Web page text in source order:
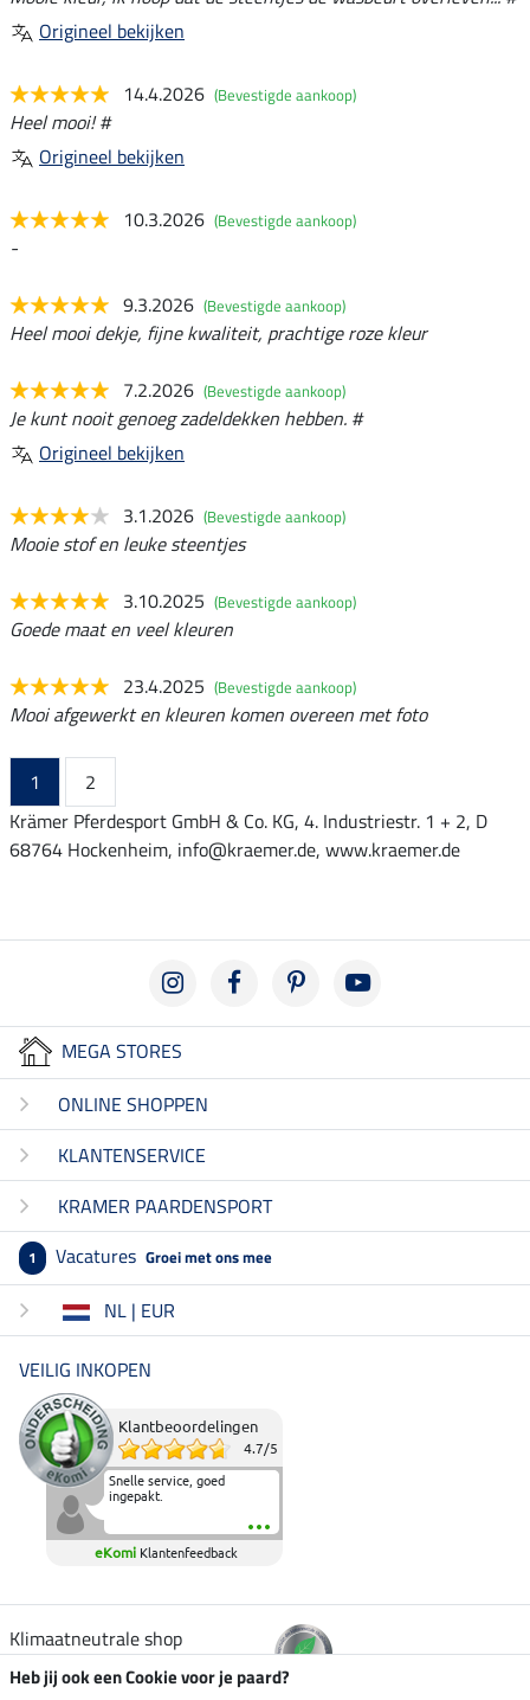
Origineel bekijken
14.4.2026 (Bevestigde aankoop)
Heel mooi! #
Origineel bekijken
10.3.2026 (Bevestigde aankoop)
-
9.3.2026 (Bevestigde aankoop)
Heel mooi dekje, fijne kwaliteit, prachtige roze kleur
7.2.2026 (Bevestigde aankoop)
Je kunt nooit genoeg zadeldekken hebben. #
Origineel bekijken
3.1.2026 (Bevestigde aankoop)
Mooie stof en leuke steentjes
3.10.2025 (Bevestigde aankoop)
Goede maat en veel kleuren
23.4.2025 (Bevestigde aankoop)
Mooi afgewerkt en kleuren komen overeen met foto
1
2
Krämer Pferdesport GmbH & Co. KG, 4. Industriestr. 1 + 2, D
68764 Hockenheim, info@kraemer.de, www.kraemer.de
MEGA STORES
ONLINE SHOPPEN
KLANTENSERVICE
KRAMER PAARDENSPORT
1 Vacatures Groei met ons mee
NL | EUR
VEILIG INKOPEN
Klantbeoordelingen
4.7/5
Snelle service, goed
ingepakt.
eKomi Klantenfeedback
Klimaatneutrale shop
Heb jij ook een Cookie voor je paard?